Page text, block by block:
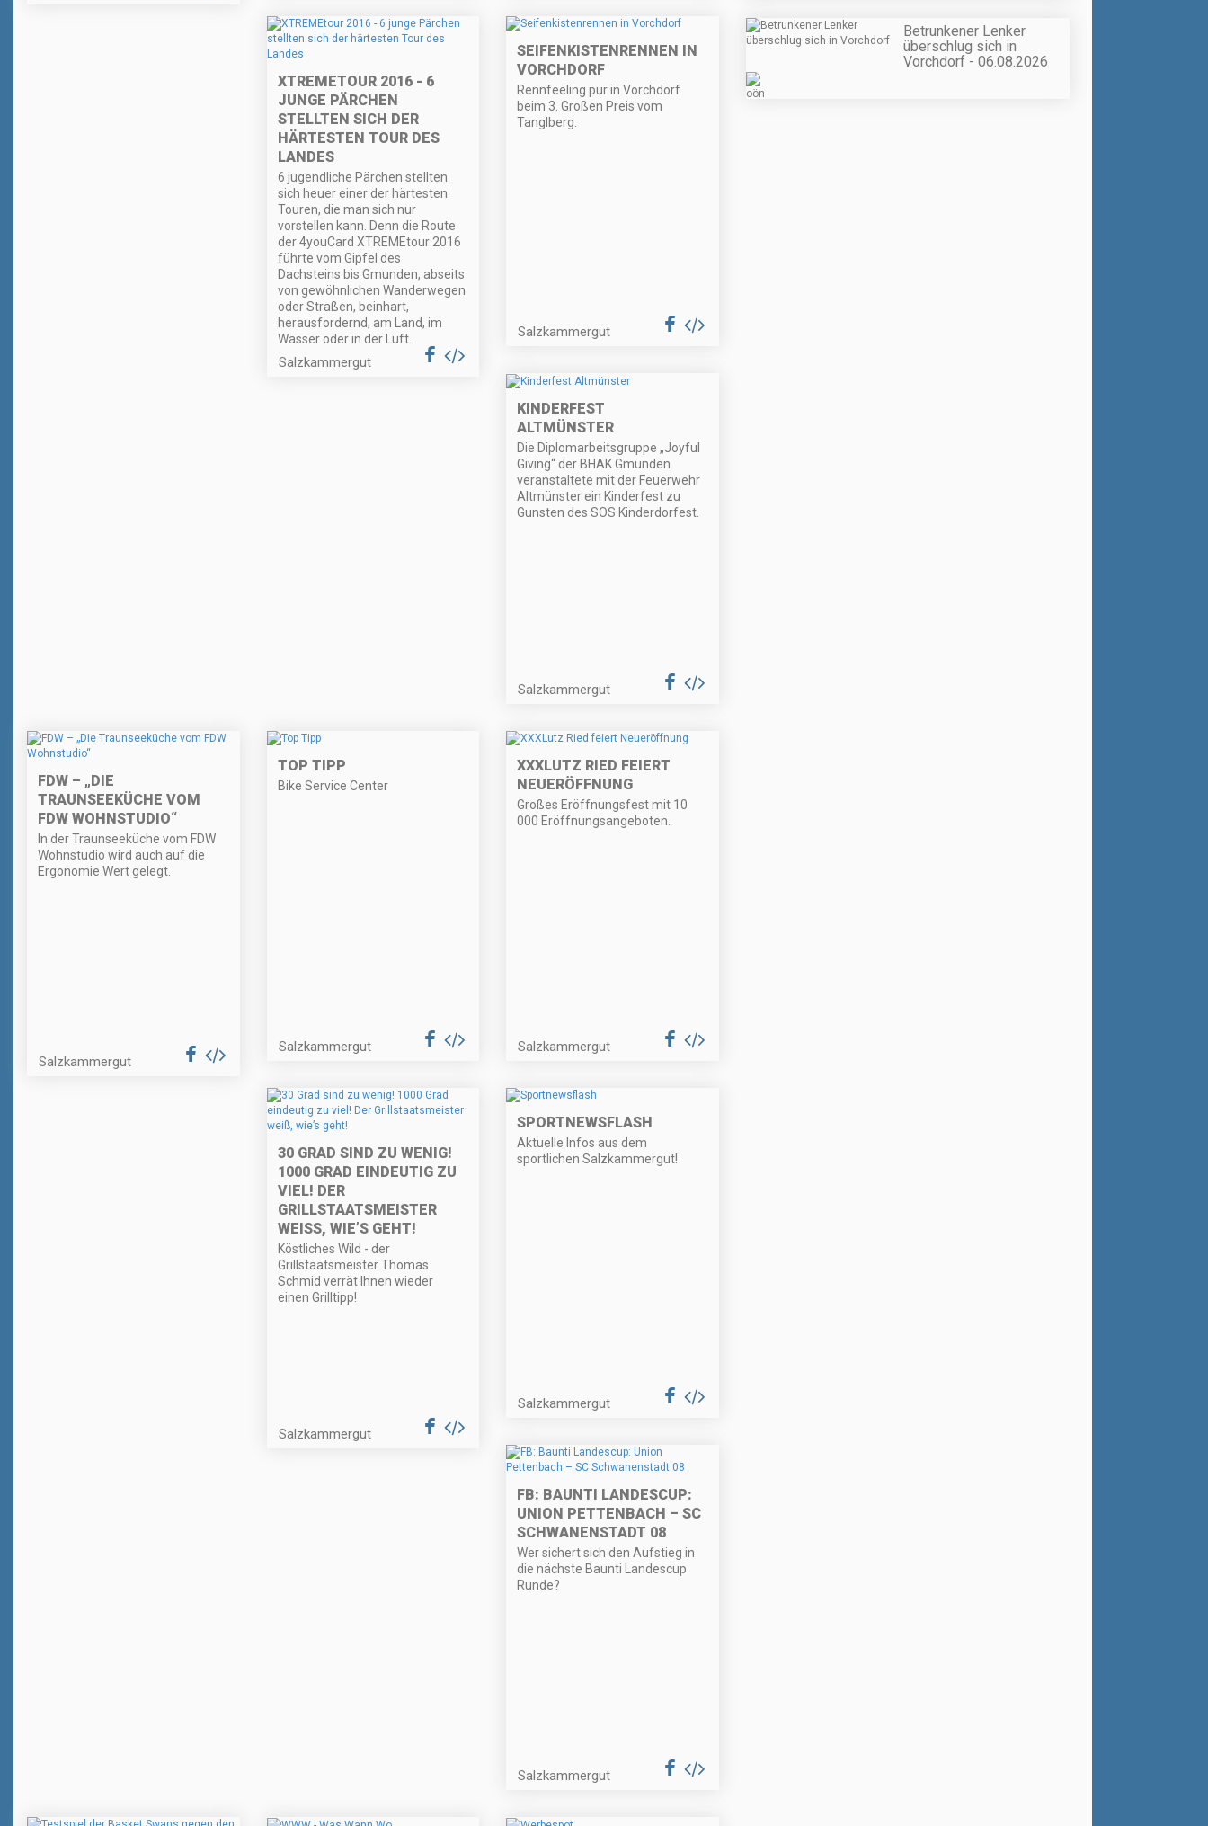
XTREMETOUR 2016 - 6
JUNGE PÄRCHEN
STELLTEN SICH DER
HÄRTESTEN TOUR DES
LANDES
6 jugendliche Pärchen stellten
sich heuer einer der härtesten
Touren, die man sich nur
vorstellen kann. Denn die Route
der 4youCard XTREMEtour 2016
führte vom Gipfel des
Dachsteins bis Gmunden, abseits
von gewöhnlichen Wanderwegen
oder Straßen, beinhart,
herausfordernd, am Land, im
Wasser oder in der Luft.
Salzkammergut
SEIFENKISTENRENNEN IN
VORCHDORF
Rennfeeling pur in Vorchdorf
beim 3. Großen Preis vom
Tanglberg.
Salzkammergut
KINDERFEST
ALTMÜNSTER
Die Diplomarbeitsgruppe „Joyful
Giving“ der BHAK Gmunden
veranstaltete mit der Feuerwehr
Altmünster ein Kinderfest zu
Gunsten des SOS Kinderdorfest.
Salzkammergut
FDW – „DIE
TRAUNSEEKÜCHE VOM
FDW WOHNSTUDIO“
In der Traunseeküche vom FDW
Wohnstudio wird auch auf die
Ergonomie Wert gelegt.
Salzkammergut
TOP TIPP
Bike Service Center
Salzkammergut
XXXLUTZ RIED FEIERT
NEUERÖFFNUNG
Großes Eröffnungsfest mit 10
000 Eröffnungsangeboten.
Salzkammergut
30 GRAD SIND ZU WENIG!
1000 GRAD EINDEUTIG ZU
VIEL! DER
GRILLSTAATSMEISTER
WEISS, WIE’S GEHT!
Köstliches Wild - der
Grillstaatsmeister Thomas
Schmid verrät Ihnen wieder
einen Grilltipp!
Salzkammergut
SPORTNEWSFLASH
Aktuelle Infos aus dem
sportlichen Salzkammergut!
Salzkammergut
FB: BAUNTI LANDESCUP:
UNION PETTENBACH – SC
SCHWANENSTADT 08
Wer sichert sich den Aufstieg in
die nächste Baunti Landescup
Runde?
Salzkammergut
Betrunkener Lenker
überschlug sich in
Vorchdorf - 06.08.2026